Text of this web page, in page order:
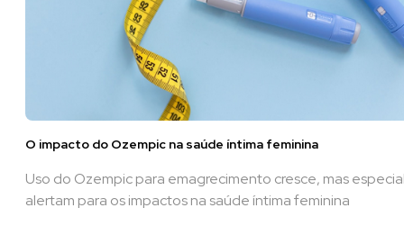
O impacto do Ozempic na saúde íntima feminina
Uso do Ozempic para emagrecimento cresce, mas
alertam para os impactos na saúde íntima feminina